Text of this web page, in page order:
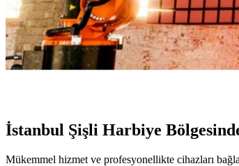
İstanbul Şişli Harbiye
Mükemmel hizmet ve profesyonellikte cihazları